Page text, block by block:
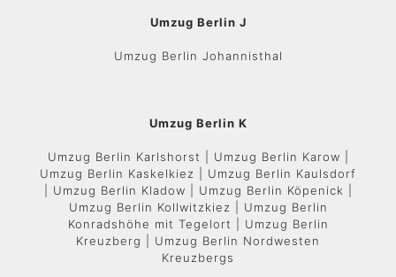
Umzug Berlin J
Umzug Berlin Johannisthal
Umzug Berlin K
Umzug Berlin Karlshorst | Umzug Berlin Karow |
Umzug Berlin Kaskelkiez | Umzug Berlin Kaulsdorf
| Umzug Berlin Kladow | Umzug Berlin Köpenick |
Umzug Berlin Kollwitzkiez | Umzug Berlin
Konradshöhe mit Tegelort | Umzug Berlin
Kreuzberg | Umzug Berlin Nordwesten
Kreuzbergs